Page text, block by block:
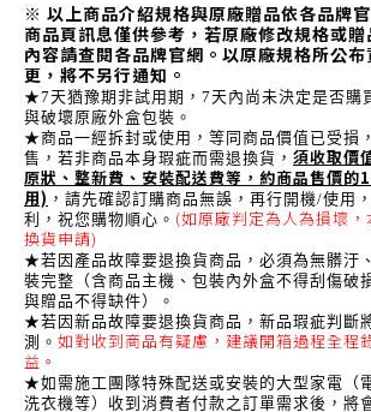
※ 以上商品介紹規格與原廠贈品依各品牌
商品頁訊息僅供參考，若原廠修改規格或
內容請查閱各品牌官網。以原廠規格所公
更，將不另行通知。
★7天猶豫期非試用期，7天內尚未決定是否購
與破壞原廠外盒包裝。
★商品一經拆封或使用，等同商品價值已受損
售，若非商品本身瑕疵而需退換貨， 須收取價
原狀、整新費、安裝配送費等，約商品售價
用) ，請先確認訂購商品無誤，再行開機/使用
利，祝您購物順心。 (如原廠判定為人為損壞
換貨申請)
★若因產品故障要退換貨商品，必須為無髒汙
裝完整（含商品主機、包裝內外盒不得刮傷破
與贈品不得缺件）。
★若因新品故障要退換貨商品，新品瑕疵判斷
測。 如對收到商品有疑慮，建議開箱過程全程
益。
★如需施工團隊特殊配送或安裝的大型家電（
洗衣機等）收到消費者付款之訂單需求後，將